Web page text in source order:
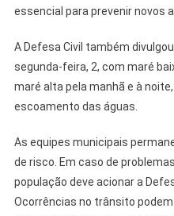
essencial para prevenir novos
A Defesa Civil também
segunda-feira, 2, com maré
maré alta pela manhã e à
escoamento das águas.
As equipes municipais
de risco. Em caso de
população deve acionar a
Ocorrências no trânsito